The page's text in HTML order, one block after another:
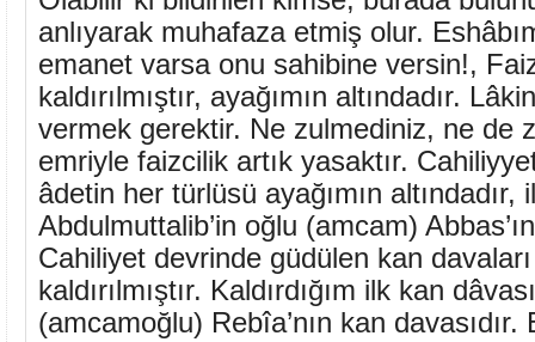
anlıyarak muhafaza etmiş olur.
emanet varsa onu sahibine versin!,
kaldırılmıştır, ayağımın altındadır.
vermek gerektir. Ne zulmediniz, ne de
emriyle faizcilik artık yasaktır.
âdetin her türlüsü ayağımın altındadır,
Abdulmuttalib’in oğlu (amcam)
Cahiliyet devrinde güdülen kan
kaldırılmıştır. Kaldırdığım ilk kan
(amcamoğlu) Rebîa’nın kan